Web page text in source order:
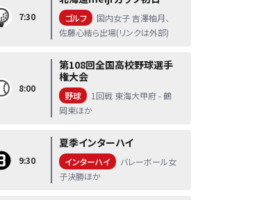
7:30 ゴルフ
国内女子 吉澤柚月、
佐藤心結ら出場(リンクは外部)
8:00
第108回全国高校野球選手
権大会
野球
1回戦 東海大甲府 - 鶴
岡東ほか
9:30
夏季インターハイ
インターハイ
バレーボール女
子決勝ほか